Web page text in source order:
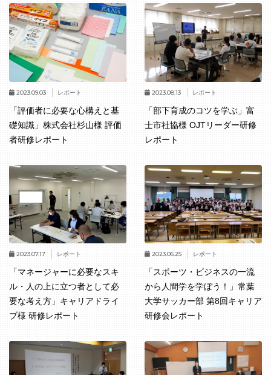
2023.09.03 レポート
「評価者に必要な心構えと基
礎知識」株式会社杉山様 評価
者研修レポート
2023.08.13 レポート
「部下育成のコツを学ぶ」富
士市社協様 OJTリーダー研修
レポート
2023.07.17 レポート
「マネージャーに必要なスキ
ル・人の上に立つ者として必
要な考え方」キャリアドライ
ブ様 研修レポート
2023.06.25 レポート
「スポーツ・ビジネスの一流
から人間学を学ぼう！」常葉
大学サッカー部 第8回キャリア
研修会レポート